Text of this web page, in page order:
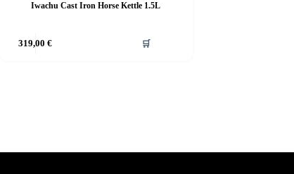
Iwachu Cast Iron Horse Kettle 1.5L
319,00€ 🛒